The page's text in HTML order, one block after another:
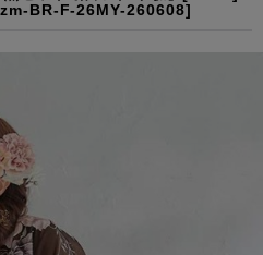
BR-F-26MY-260608]